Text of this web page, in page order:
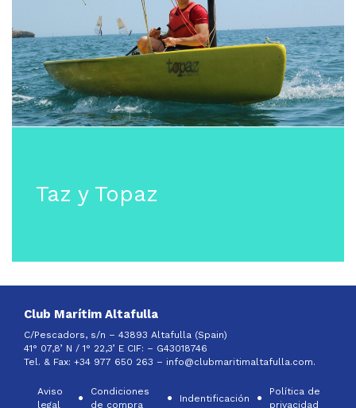
Taz y Topaz
Club Marítim Altafulla
C/Pescadors, s/n – 43893 Altafulla (Spain)
41° 07,8’ N / 1° 22,3’ E CIF: – G43018746
Tel. & Fax: +34 977 650 263 – info@clubmaritimaltafulla.com.
Aviso
legal
Condiciones
de compra
Indentificación
Política de
privacidad